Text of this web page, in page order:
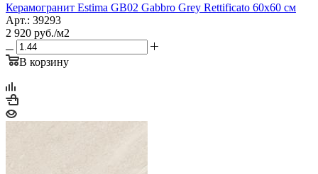
Керамогранит Estima GB02 Gabbro Grey Rettificato 60x60 см
Арт.: 39293
2 920 руб./м2
В корзину